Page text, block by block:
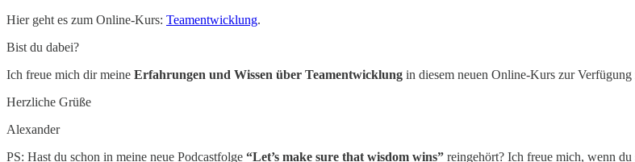
Hier geht es zum Online-Kurs: Teamentwicklung.
Bist du dabei?
Ich freue mich dir meine Erfahrungen und Wissen über Teamentwicklung in diesem neuen Online-Kurs zur Verfügung
Herzliche Grüße
Alexander
PS: Hast du schon in meine neue Podcastfolge “Let’s make sure that wisdom wins” reingehört? Ich freue mich, wenn